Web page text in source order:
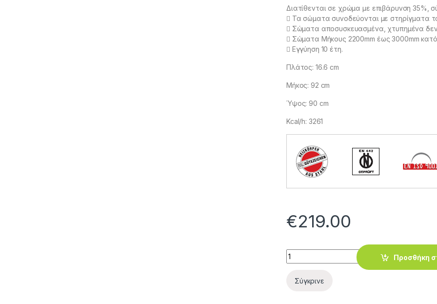
Διατίθενται σε χρώμα με επιβάρυνση 35%,
 Τα σώματα συνοδεύονται με στηρίγματα
 Σώματα αποσυσκευασμένα, χτυπημένα
 Σώματα Μήκους 2200mm έως 3000mm
 Εγγύηση 10 έτη.
Πλάτος: 16.6 cm
Μήκος: 92 cm
Ύψος: 90 cm
Kcal/h: 3261
€219.00
Προσθήκη
Σύγκρινε